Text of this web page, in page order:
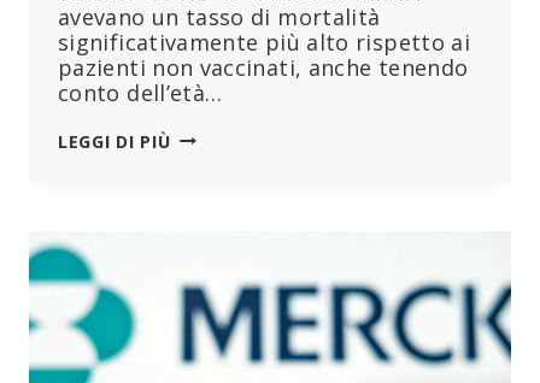
avevano un tasso di mortalità
significativamente più alto rispetto ai
pazienti non vaccinati, anche tenendo
conto dell’età…
LEGGI DI PIÙLO
COVID
VACCINATI
SONO
MORTI